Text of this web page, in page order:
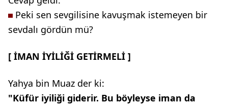
Peki sen sevgilisine kavuşmak istemeyen bir
sevdalı gördün mü?
[ İMAN İYİLİĞİ GETİRMELİ ]
Yahya bin Muaz der ki:
"Küfür iyiliği giderir. Bu böyleyse iman da